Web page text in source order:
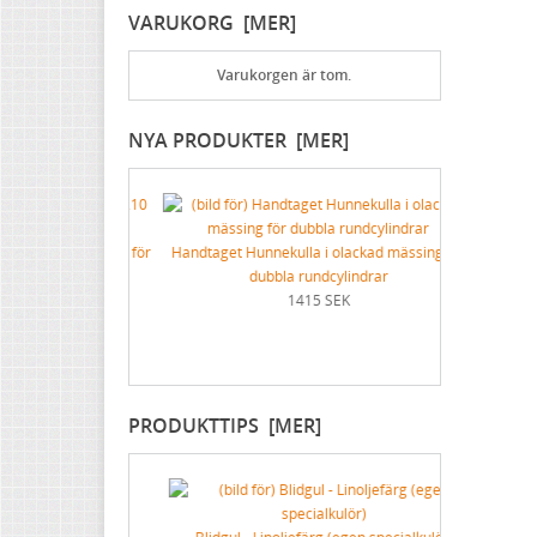
För skrivbordet
Lädervård
Praktiska ting i hemmet
Dricksglas, vinglas & karaffer
Dekorspik
Övriga spikar
Nubb
Stålskruv
Mässingsskruv
Förnicklad mässingsskruv
Förnicklad stålskruv
Vita med svart text
Blåa med vit text
Gjutna skyltar mässing & nickel
Skyltar med symboler
Färgskrapor med mera
Specialverktyg
Brynen
VARUKORG [MER]
Varukorgen är tom.
NYA PRODUKTER [MER]
Handtaget Hunnekulla i olackad mässing för
dubbla rundcylindrar
1415 SEK
PRODUKTTIPS [MER]